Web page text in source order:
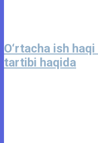
O‘rtacha ish
tartibi haqida